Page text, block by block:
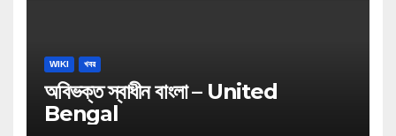
WIKI খবর
অবিভক্ত স্বাধীন বাংলা – United
Bengal